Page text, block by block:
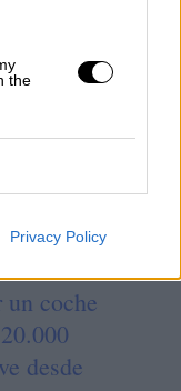
the
Privacy Policy
coche
desde